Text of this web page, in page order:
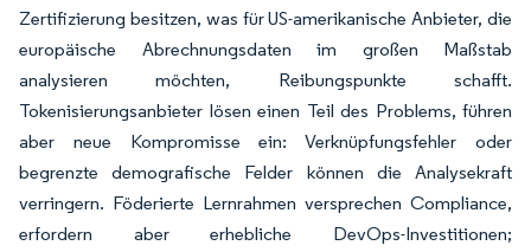
Zertifizierung besitzen, was für US-amerikanische Anbieter, die
europäische Abrechnungsdaten im großen Maßstab
analysieren möchten, Reibungspunkte schafft.
Tokenisierungsanbieter lösen einen Teil des Problems, führen
aber neue Kompromisse ein: Verknüpfungsfehler oder
begrenzte demografische Felder können die Analysekraft
verringern. Föderierte Lernrahmen versprechen Compliance,
erfordern aber erhebliche DevOps-Investitionen;